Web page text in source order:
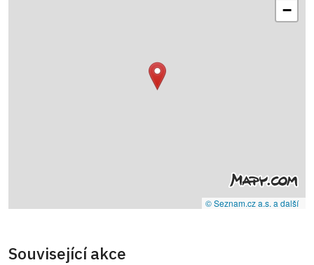
−
© Seznam.cz a.s. a další
Související akce